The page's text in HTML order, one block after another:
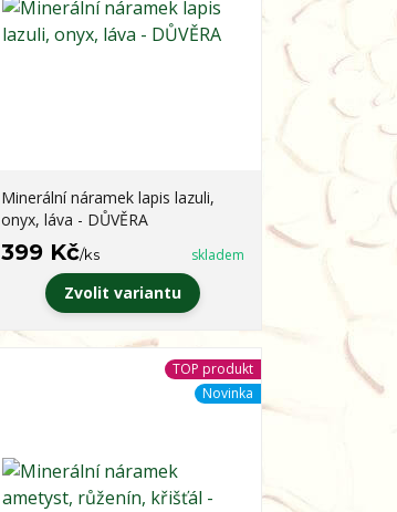
Minerální náramek lapis lazuli,
onyx, láva - DŮVĚRA
399 Kč/ks skladem
Zvolit variantu
TOP produkt
Novinka